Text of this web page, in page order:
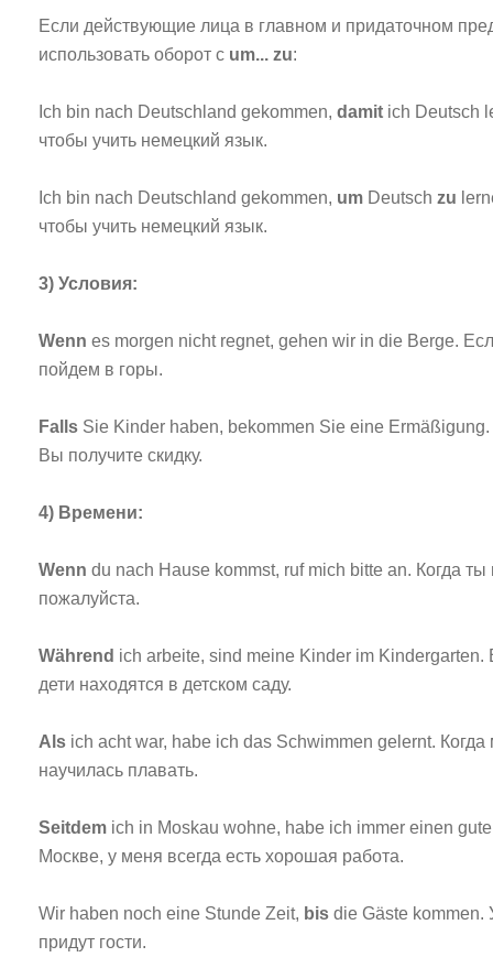
Если действующие лица в главном и придаточном
использовать оборот с um... zu:
Ich bin nach Deutschland gekommen, damit ich Deutsch
чтобы учить немецкий язык.
Ich bin nach Deutschland gekommen, um Deutsch zu
чтобы учить немецкий язык.
3) Условия:
Wenn es morgen nicht regnet, gehen wir in die Berge.
пойдем в горы.
Falls Sie Kinder haben, bekommen Sie eine Ermäßigung.
Вы получите скидку.
4) Времени:
Wenn du nach Hause kommst, ruf mich bitte an. Когда
пожалуйста.
Während ich arbeite, sind meine Kinder im Kindergarten.
дети находятся в детском саду.
Als ich acht war, habe ich das Schwimmen gelernt.
научилась плавать.
Seitdem ich in Moskau wohne, habe ich immer einen
Москве, у меня всегда есть хорошая работа.
Wir haben noch eine Stunde Zeit, bis die Gäste kommen.
придут гости.